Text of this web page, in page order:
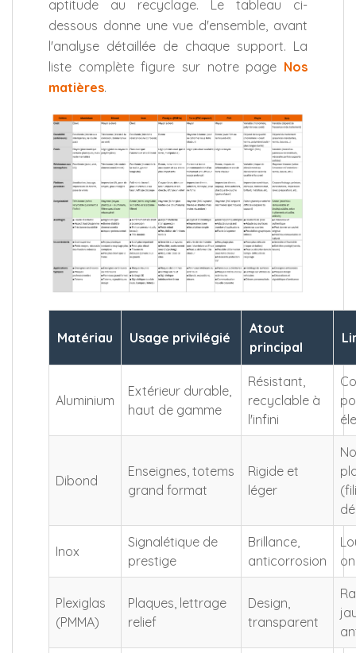
aptitude au recyclage. Le tableau ci-
dessous donne une vue d'ensemble, avant
l'analyse détaillée de chaque support. La
liste complète figure sur notre page Nos
matières.
Matériau Usage privilégié
Atout
principal
Aluminium
Extérieur durable,
haut de gamme
Résistant,
recyclable à
l'infini
Dibond
Enseignes, totems
grand format
Rigide et
léger
Inox
Signalétique de
prestige
Brillance,
anticorrosion
Plexiglas
(PMMA)
Plaques, lettrage
relief
Design,
transparent